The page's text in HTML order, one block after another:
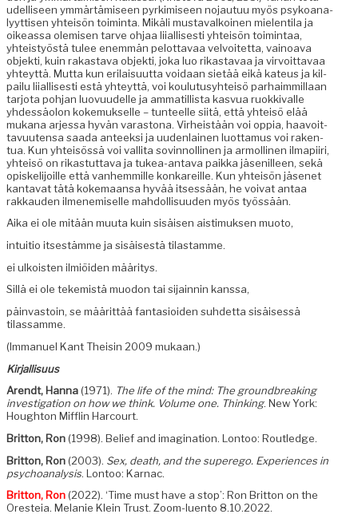
udel­liseen ymmärtämiseen pyrkimiseen nojau­tuu myös psyko­ana­
lyyt­tisen yhteisön toim­inta. Mikäli mus­tavalkoinen mie­len­ti­la ja
oike­as­sa olemisen tarve ohjaa liial­lis­es­ti yhteisön toim­intaa,
yhteistyöstä tulee enem­män pelot­tavaa velvoitet­ta, vain­oa­va
objek­ti, kuin rakas­ta­va objek­ti, joka luo rikas­tavaa ja vir­voit­tavaa
yhteyt­tä. Mut­ta kun eri­laisu­ut­ta voidaan sietää eikä kateus ja kil­
pailu liial­lis­es­ti estä yhteyt­tä, voi koulu­tusy­hteisö parhaim­mil­laan
tar­jo­ta poh­jan luovu­udelle ja ammatil­lista kasvua ruokki­valle
yhdessäolon koke­muk­selle – tun­teelle siitä, että yhteisö elää
mukana arjes­sa hyvän varas­tona. Virheistään voi oppia, haavoit­
tavuuten­sa saa­da anteek­si ja uuden­lainen luot­ta­mus voi rak­en­
tua. Kun yhteisössä voi val­li­ta sovin­nolli­nen ja armolli­nen ilmapi­iri,
yhteisö on rikas­tut­ta­va ja tukea-anta­va paik­ka jäse­nilleen, sekä
opiske­li­joille että van­hem­mille konkareille. Kun yhteisön jäsenet
kan­ta­vat tätä koke­maansa hyvää itsessään, he voivat antaa
rakkau­den ilmen­e­miselle mah­dol­lisu­u­den myös työssään.
Aika ei ole mitään muu­ta kuin sisäisen ais­timuk­sen muoto,
intu­itio itses­tämme ja sisäis­es­tä tilastamme.
ei ulkois­t­en ilmiöi­den määritys.
Sil­lä ei ole tekemistä muodon tai sijain­nin kanssa,
päin­vas­toin, se määrit­tää fan­ta­sioiden suhdet­ta sisäisessä
tilassamme.
(Immanuel Kant The­isin 2009 mukaan.)
Kir­jal­lisu­us
Arendt, Han­na (1971). The life of the mind: The ground­break­ing
inves­ti­ga­tion on how we think. Vol­ume one. Think­ing. New York:
Houghton Mif­flin Harcourt.
Brit­ton, Ron (1998). Belief and imag­i­na­tion. Lon­too: Routledge.
Brit­ton, Ron (2003). Sex, death, and the super­ego. Expe­ri­ences in
psy­cho­analy­sis. Lon­too: Karnac.
Brit­ton, Ron (2022). ‘Time must have a stop’: Ron Brit­ton on the
Oresteia. Melanie Klein Trust. Zoom-luen­to 8.10.2022.